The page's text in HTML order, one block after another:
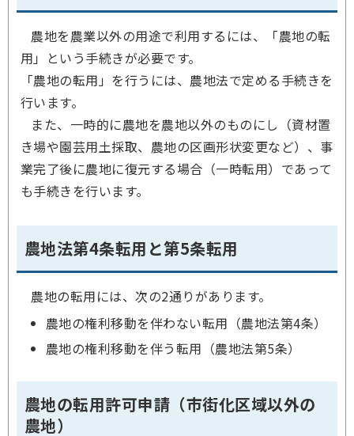
農地を農業以外の用途で利用するには、「農地の転
用」という手続きが必要です。
「農地の転用」を行うには、農地法で定める手続きを
行います。
また、一時的に農地を農地以外のものにし（資材置
き場や園芸用土採取、農地の区画形状変更など）、事
業完了後に農地に復元する場合（一時転用）であって
も手続きを行います。
農地法第4条転用と第5条転用
農地の転用には、次の2通りがあります。
農地の権利移動を伴わない転用（農地法第4条）
農地の権利移動を伴う転用（農地法第5条）
農地の転用許可申請（市街化区域以外の
農地）